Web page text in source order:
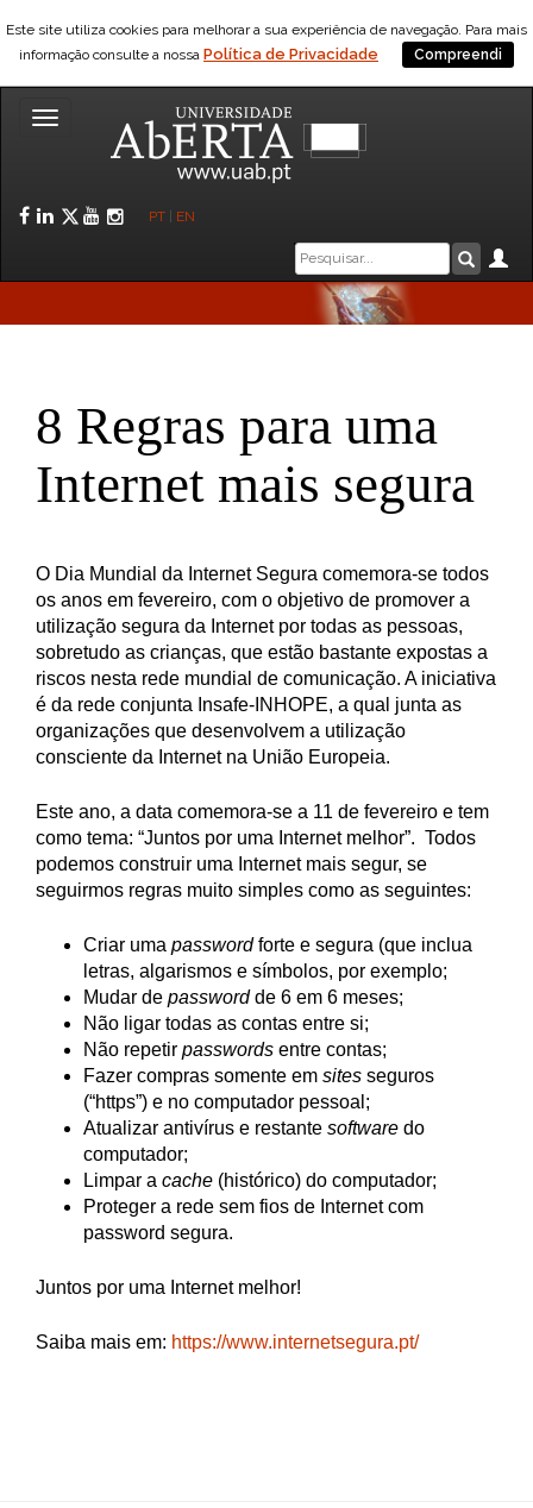
Este site utiliza cookies para melhorar a sua experiência de navegação. Para mais
informação consulte a nossa Política de Privacidade Compreendi
Toggle
Facebook
LinkedIn
Twitter
YouTube
Instagram
PT EN
Caixa
de
pesquisa
8 Regras para uma
Internet mais segura
O Dia Mundial da Internet Segura comemora-se todos
os anos em fevereiro, com o objetivo de promover a
utilização segura da Internet por todas as pessoas,
sobretudo as crianças, que estão bastante expostas a
riscos nesta rede mundial de comunicação. A iniciativa
é da rede conjunta Insafe-INHOPE, a qual junta as
organizações que desenvolvem a utilização
consciente da Internet na União Europeia.
Este ano, a data comemora-se a 11 de fevereiro e tem
como tema: “Juntos por uma Internet melhor”. Todos
podemos construir uma Internet mais segur, se
seguirmos regras muito simples como as seguintes:
Criar uma passwordforte e segura (que inclua
letras, algarismos e símbolos, por exemplo;
Mudar de passwordde 6 em 6 meses;
Não ligar todas as contas entre si;
Não repetir passwords entre contas;
Fazer compras somente em sites seguros
(“https”) e no computador pessoal;
Atualizar antivírus e restante software do
computador;
Limpar a cache (histórico) do computador;
Proteger a rede sem fios de Internet com
password segura.
Juntos por uma Internet melhor!
Saiba mais em: https://www.internetsegura.pt/